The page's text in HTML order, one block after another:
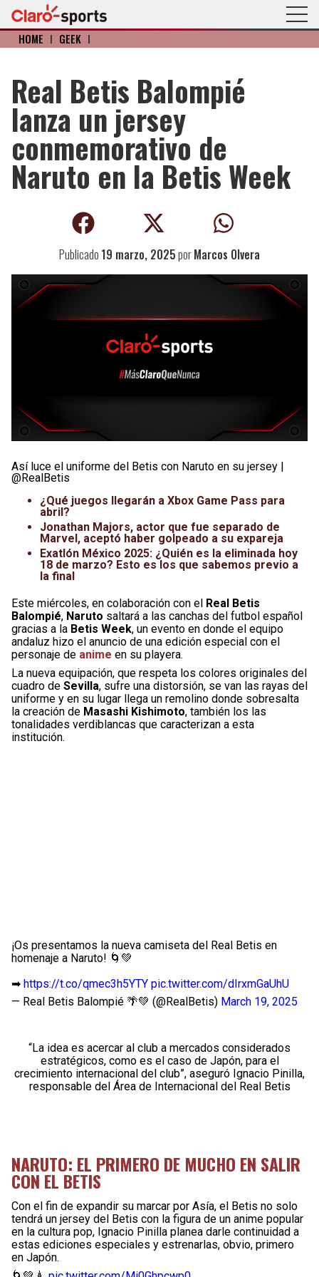
HOME I GEEK I
Real Betis Balompié
lanza un jersey
conmemorativo de
Naruto en la Betis Week
Publicado 19 marzo, 2025porMarcos Olvera
Así luce el uniforme del Betis con Naruto en su jersey |
@RealBetis
¿Qué juegos llegarán a Xbox Game Pass para
abril?
Jonathan Majors, actor que fue separado de
Marvel, aceptó haber golpeado a su expareja
Exatlón México 2025: ¿Quién es la eliminada hoy
18 de marzo? Esto es los que sabemos previo a
la final
Este miércoles, en colaboración con el Real Betis
Balompié, Naruto saltará a las canchas del futbol español
gracias a la Betis Week, un evento en donde el equipo
andaluz hizo el anuncio de una edición especial con el
personaje de anime en su playera.
La nueva equipación, que respeta los colores originales del
cuadro de Sevilla, sufre una distorsión, se van las rayas del
uniforme y en su lugar llega un remolino donde sobresalta
la creación de Masashi Kishimoto, también los las
tonalidades verdiblancas que caracterizan a esta
institución.
¡Os presentamos la nueva camiseta del Real Betis en
homenaje a Naruto! 🌀💚
➡ https://t.co/qmec3h5YTY pic.twitter.com/dIrxmGaUhU
— Real Betis Balompié 🌴💚 (@RealBetis) March 19, 2025
“La idea es acercar al club a mercados considerados
estratégicos, como es el caso de Japón, para el
crecimiento internacional del club”, aseguró Ignacio Pinilla,
responsable del Área de Internacional del Real Betis
NARUTO: EL PRIMERO DE MUCHO EN SALIR
CON EL BETIS
Con el fin de expandir su marcar por Asía, el Betis no solo
tendrá un jersey del Betis con la figura de un anime popular
en la cultura pop, Ignacio Pinilla planea darle continuidad a
estas ediciones especiales y estrenarlas, obvio, primero
en Japón.